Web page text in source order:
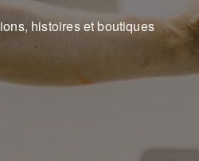
histoires et boutiques